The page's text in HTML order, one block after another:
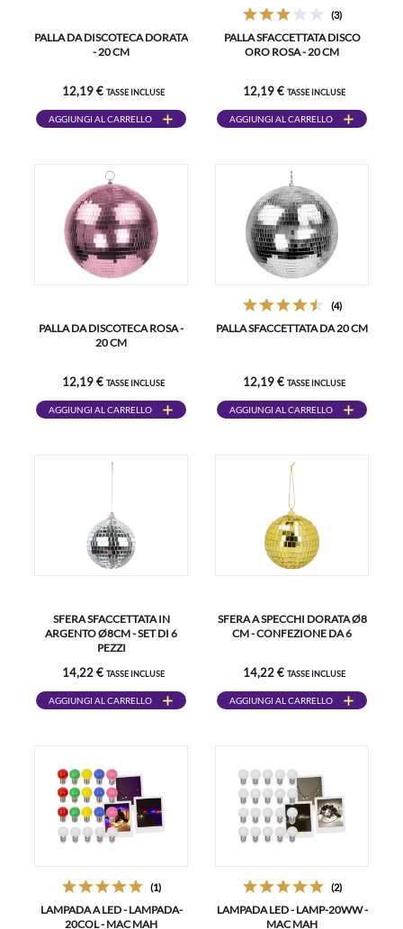
PALLA DA DISCOTECA DORATA
- 20 CM
12,19 € TASSE INCLUSE
AGGIUNGI AL CARRELLO
(3)
PALLA SFACCETTATA DISCO
ORO ROSA - 20 CM
12,19 € TASSE INCLUSE
AGGIUNGI AL CARRELLO
PALLA DA DISCOTECA ROSA -
20 CM
12,19 € TASSE INCLUSE
AGGIUNGI AL CARRELLO
(4)
PALLA SFACCETTATA DA 20 CM
12,19 € TASSE INCLUSE
AGGIUNGI AL CARRELLO
SFERA SFACCETTATA IN
ARGENTO Ø8CM - SET DI 6
PEZZI
14,22 € TASSE INCLUSE
AGGIUNGI AL CARRELLO
SFERA A SPECCHI DORATA Ø8
CM - CONFEZIONE DA 6
14,22 € TASSE INCLUSE
AGGIUNGI AL CARRELLO
(1)
LAMPADA A LED - LAMPADA-
20COL - MAC MAH
(2)
LAMPADA LED - LAMP-20WW -
MAC MAH